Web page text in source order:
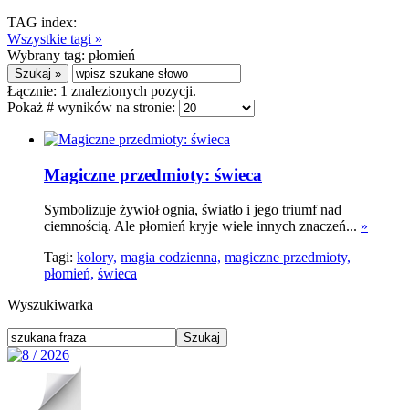
TAG index:
Wszystkie tagi »
Wybrany tag: płomień
Łącznie: 1 znalezionych pozycji.
Pokaż # wyników na stronie:
Magiczne przedmioty: świeca
Symbolizuje żywioł ognia, światło i jego triumf nad
ciemnością. Ale płomień kryje wiele innych znaczeń... »
Tagi: kolory, magia codzienna, magiczne przedmioty,
płomień, świeca
Wyszukiwarka